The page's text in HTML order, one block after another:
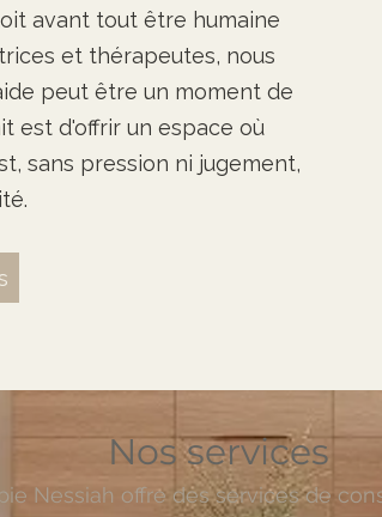
avant tout être humaine
et thérapeutes, nous
peut être un moment de
est d'offrir un espace où
sans pression ni jugement,
Nos services
Nessiah offre des services de